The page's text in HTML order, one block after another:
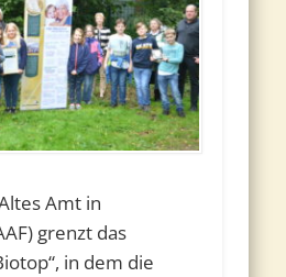
Amt in
grenzt das
in dem die